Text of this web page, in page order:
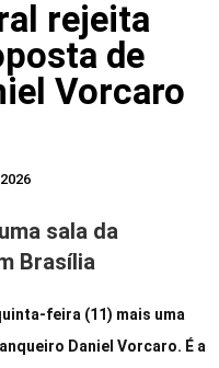
rejeita
de
Vorcaro
sala da
Brasília
feira (11) mais uma
Daniel Vorcaro. É a